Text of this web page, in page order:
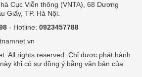
Cục Viễn thông (VNTA), 68 Dương
Giấy, TP. Hà Nội.
- Hotline: 0923457788
All rights reserved. Chỉ được phát hành
khi có sự đồng ý bằng văn bản của